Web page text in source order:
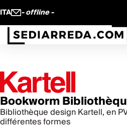
ITA - offline -
Bookworm
Bibliothèque design Kartell, en
différentes formes